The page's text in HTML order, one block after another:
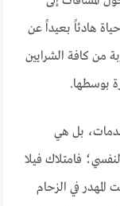
هادئاً بعيداً عن
من كافة الشرايين
بوسطها.
بل هي
فامتلاك فيلا
في الزحام